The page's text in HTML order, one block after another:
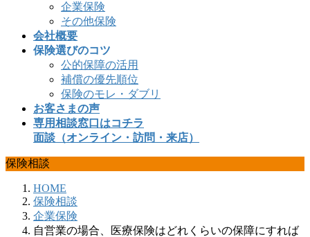
企業保険
その他保険
会社概要
保険選びのコツ
公的保障の活用
補償の優先順位
保険のモレ・ダブリ
お客さまの声
専用相談窓口はコチラ
面談（オンライン・訪問・来店）
保険相談
HOME
保険相談
企業保険
自営業の場合、医療保険はどれくらいの保障にすれば